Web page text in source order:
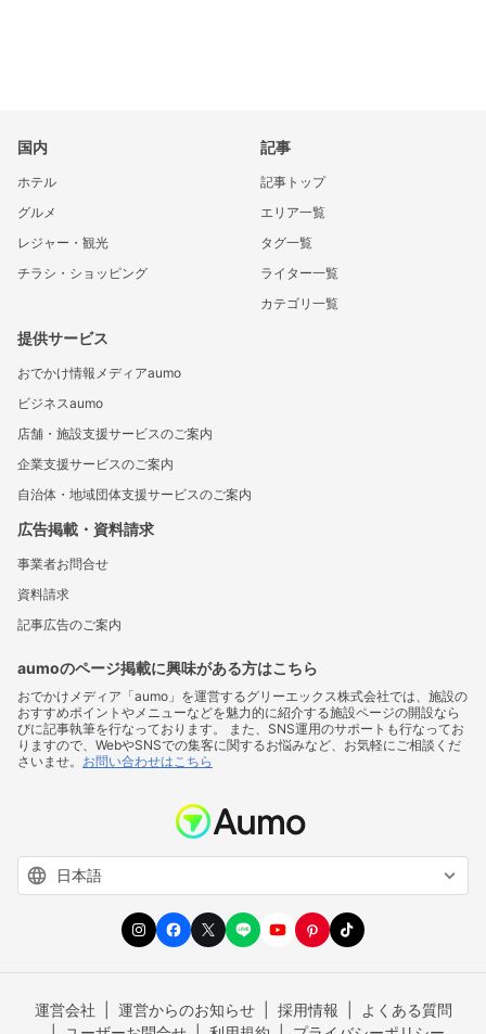
国内
ホテル
グルメ
レジャー・観光
チラシ・ショッピング
記事
記事トップ
エリア一覧
タグ一覧
ライター一覧
カテゴリ一覧
提供サービス
おでかけ情報メディアaumo
ビジネスaumo
店舗・施設支援サービスのご案内
企業支援サービスのご案内
自治体・地域団体支援サービスのご案内
広告掲載・資料請求
事業者お問合せ
資料請求
記事広告のご案内
aumoのページ掲載に興味がある方はこちら
おでかけメディア「aumo」を運営するグリーエックス株式会社では、施設の
おすすめポイントやメニューなどを魅力的に紹介する施設ページの開設なら
びに記事執筆を行なっております。 また、SNS運用のサポートも行なってお
りますので、WebやSNSでの集客に関するお悩みなど、お気軽にご相談くだ
さいませ。 お問い合わせはこちら
運営会社 運営からのお知らせ 採用情報
よくある質問